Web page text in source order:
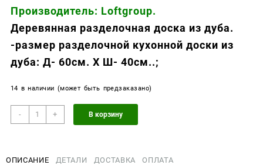
Производитель: Loftgroup.
Деревянная разделочная доска из дуба.
-размер разделочной кухонной доски из
дуба: Д- 60см. Х Ш- 40см..;
14 в наличии (может быть предзаказано)
-
Количество
товара
из
+ В корзину
ОПИСАНИЕ ДЕТАЛИ ДОСТАВКА ОПЛАТА